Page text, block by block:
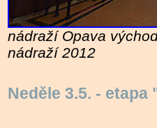
nádraží Opava
nádraží 2012
Neděle 3.5. -